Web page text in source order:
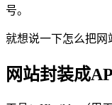
号。
就想说一下怎么把网
网站封装成